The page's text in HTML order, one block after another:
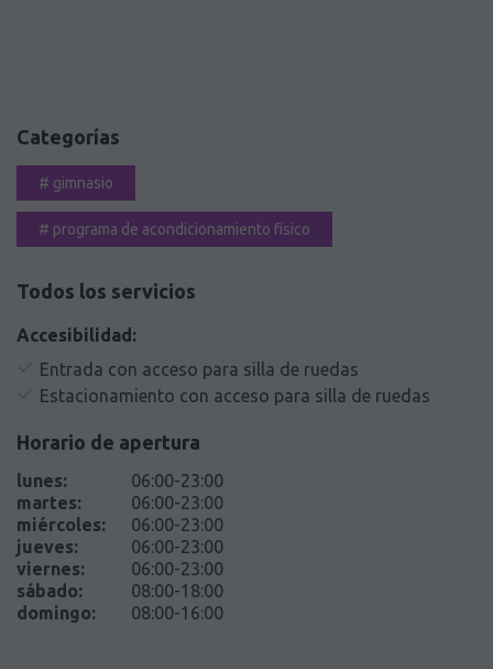
Categorías
# gimnasio
# programa de acondicionamiento físico
Todos los servicios
Accesibilidad:
Entrada con acceso para silla de ruedas
Estacionamiento con acceso para silla de ruedas
Horario de apertura
lunes:
06:00-23:00
martes:
06:00-23:00
miércoles:
06:00-23:00
jueves:
06:00-23:00
viernes:
06:00-23:00
sábado:
08:00-18:00
domingo: 08:00-16:00